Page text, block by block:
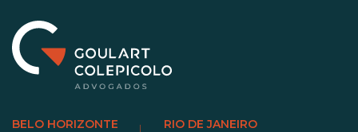
BELO HORIZONTE RIO DE JANEIRO